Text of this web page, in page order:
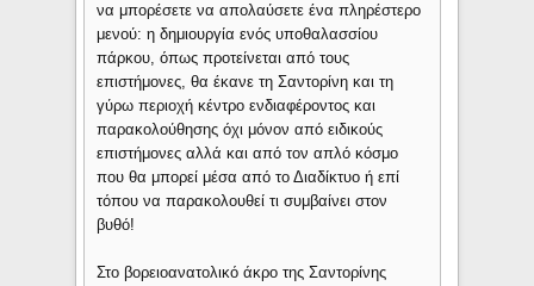
να μπορέσετε να απολαύσετε ένα πληρέστερο
μενού: η δημιουργία ενός υποθαλασσίου
πάρκου, όπως προτείνεται από τους
επιστήμονες, θα έκανε τη Σαντορίνη και τη
γύρω περιοχή κέντρο ενδιαφέροντος και
παρακολούθησης όχι μόνον από ειδικούς
επιστήμονες αλλά και από τον απλό κόσμο
που θα μπορεί μέσα από το Διαδίκτυο ή επί
τόπου να παρακολουθεί τι συμβαίνει στον
βυθό!
Στο βορειοανατολικό άκρο της Σαντορίνης